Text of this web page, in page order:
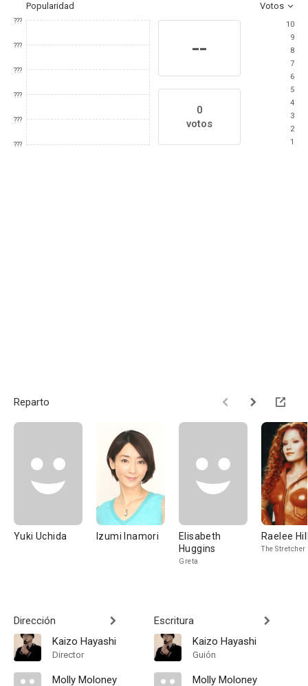
Popularidad Votos
???
???
???
???
???
???
--
0
votos
10
9
8
7
6
5
4
3
2
1
Reparto
Yuki Uchida Izumi Inamori
Elisabeth
Huggins
Greta
Raelee
The Stretcher
Dirección
Kaizo Hayashi
Director
Molly Moloney
Escritura
Kaizo Hayashi
Guión
Molly Moloney